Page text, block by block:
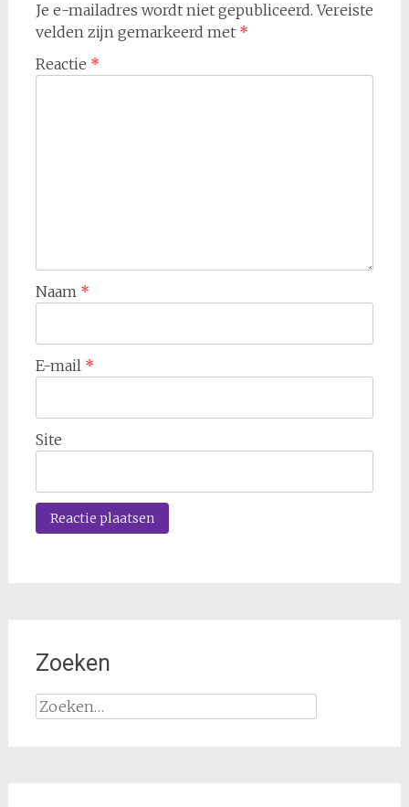
Je e-mailadres wordt niet gepubliceerd. Vereiste
velden zijn gemarkeerd met *
Reactie *
Naam *
E-mail *
Site
Zoeken
Zoeken